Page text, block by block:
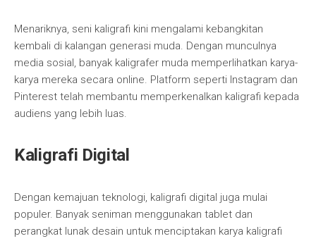
Menariknya, seni kaligrafi kini mengalami kebangkitan
kembali di kalangan generasi muda. Dengan munculnya
media sosial, banyak kaligrafer muda memperlihatkan karya-
karya mereka secara online. Platform seperti Instagram dan
Pinterest telah membantu memperkenalkan kaligrafi kepada
audiens yang lebih luas.
Kaligrafi Digital
Dengan kemajuan teknologi, kaligrafi digital juga mulai
populer. Banyak seniman menggunakan tablet dan
perangkat lunak desain untuk menciptakan karya kaligrafi